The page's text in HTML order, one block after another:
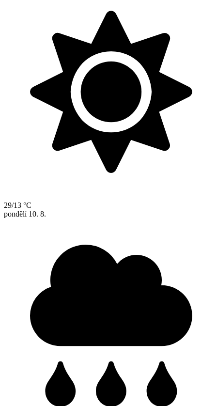
29/13 °C
pondělí 10. 8.